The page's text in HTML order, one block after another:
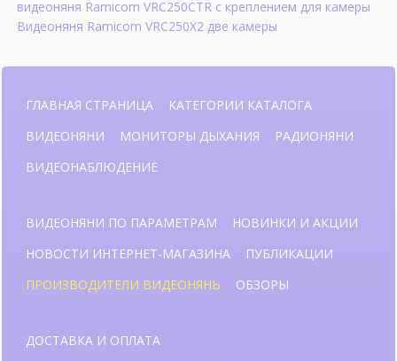
видеоняня Ramicom VRC250CTR с креплением для камеры
Видеоняня Ramicom VRC250X2 две камеры
ГЛАВНАЯ СТРАНИЦА
КАТЕГОРИИ КАТАЛОГА
ВИДЕОНЯНИ
МОНИТОРЫ ДЫХАНИЯ
РАДИОНЯНИ
ВИДЕОНАБЛЮДЕНИЕ
ВИДЕОНЯНИ ПО ПАРАМЕТРАМ
НОВИНКИ И АКЦИИ
НОВОСТИ ИНТЕРНЕТ-МАГАЗИНА
ПУБЛИКАЦИИ
ПРОИЗВОДИТЕЛИ ВИДЕОНЯНЬ
ОБЗОРЫ
ДОСТАВКА И ОПЛАТА